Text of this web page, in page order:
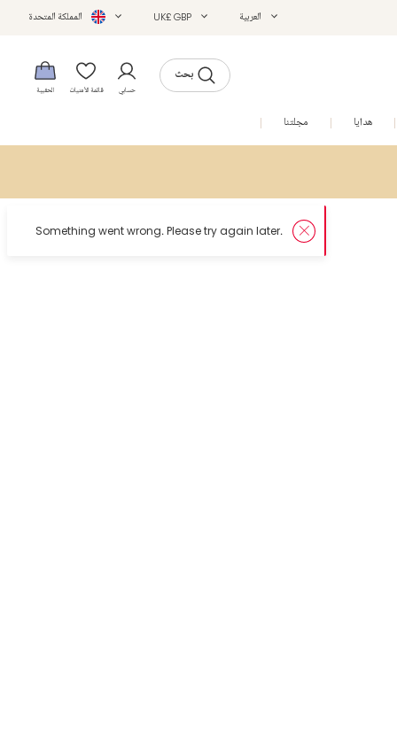
العربية UK£ GBP المملكة المتحدة
بحث
حسابي قائمة الأمنيات الحقيبة
هدايا مجلتنا